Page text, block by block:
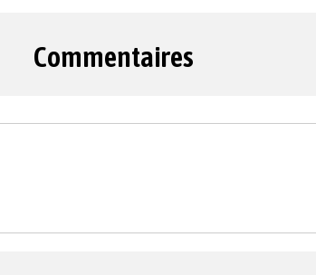
Commentaires